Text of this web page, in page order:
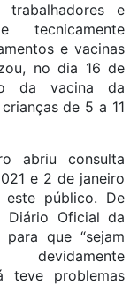
e
tecnicamente
e vacinas
no dia 16 de
da vacina da
de 5 a 11
abriu consulta
e 2 de janeiro
público. De
Oficial da
que “sejam
devidamente
teve problemas